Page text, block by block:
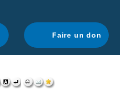
Faire un don